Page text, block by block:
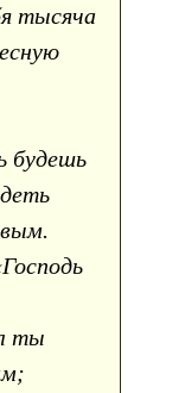
тысяча
будешь
ты